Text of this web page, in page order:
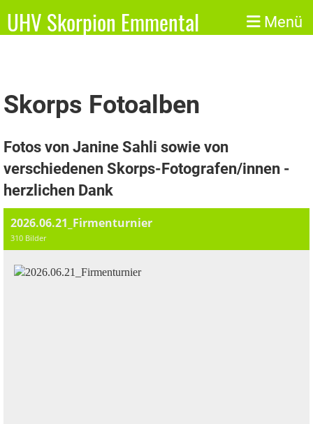
UHV Skorpion Emmental Menü
Skorps Fotoalben
Fotos von Janine Sahli sowie von
verschiedenen Skorps-Fotografen/innen -
herzlichen Dank
2026.06.21_Firmenturnier
310 Bilder